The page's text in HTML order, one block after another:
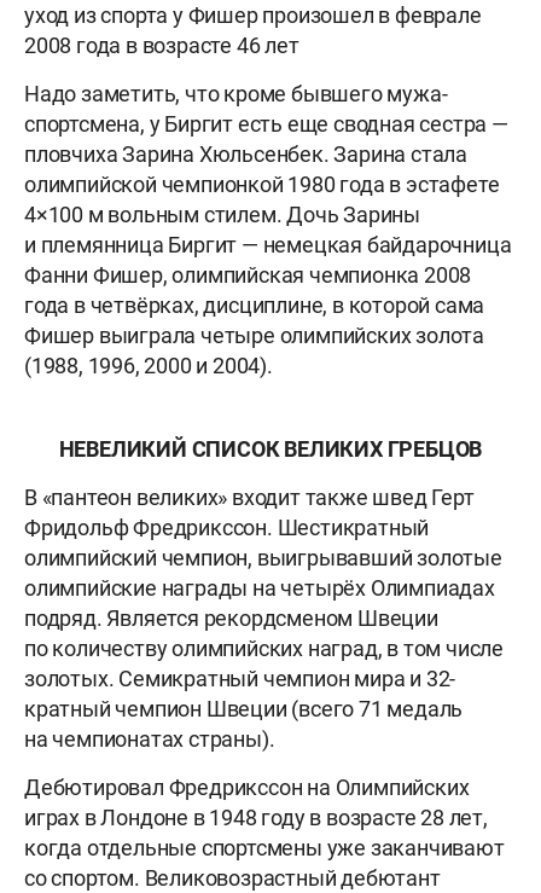
уход из спорта у Фишер произошел в феврале
2008 года в возрасте 46 лет
Надо заметить, что кроме бывшего мужа-
спортсмена, у Биргит есть еще сводная сестра —
пловчиха Зарина Хюльсенбек. Зарина стала
олимпийской чемпионкой 1980 года в эстафете
4×100 м вольным стилем. Дочь Зарины
и племянница Биргит — немецкая байдарочница
Фанни Фишер, олимпийская чемпионка 2008
года в четвёрках, дисциплине, в которой сама
Фишер выиграла четыре олимпийских золота
(1988, 1996, 2000 и 2004).
НЕВЕЛИКИЙ СПИСОК ВЕЛИКИХ ГРЕБЦОВ
В «пантеон великих» входит также швед Герт
Фридольф Фредрикссон. Шестикратный
олимпийский чемпион, выигрывавший золотые
олимпийские награды на четырёх Олимпиадах
подряд. Является рекордсменом Швеции
по количеству олимпийских наград, в том числе
золотых. Семикратный чемпион мира и 32-
кратный чемпион Швеции (всего 71 медаль
на чемпионатах страны).
Дебютировал Фредрикссон на Олимпийских
играх в Лондоне в 1948 году в возрасте 28 лет,
когда отдельные спортсмены уже заканчивают
со спортом. Великовозрастный дебютант